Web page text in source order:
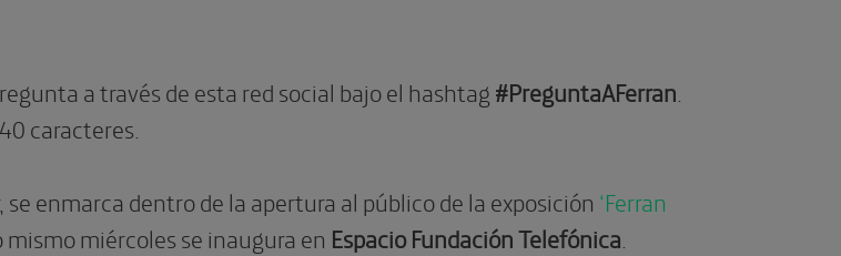
a través de esta red social bajo el hashtag#PreguntaAFerran
caracteres.
enmarca dentro de la apertura al público de la exposición ‘Ferran
miércoles se inaugura en Espacio Fundación Telefónica